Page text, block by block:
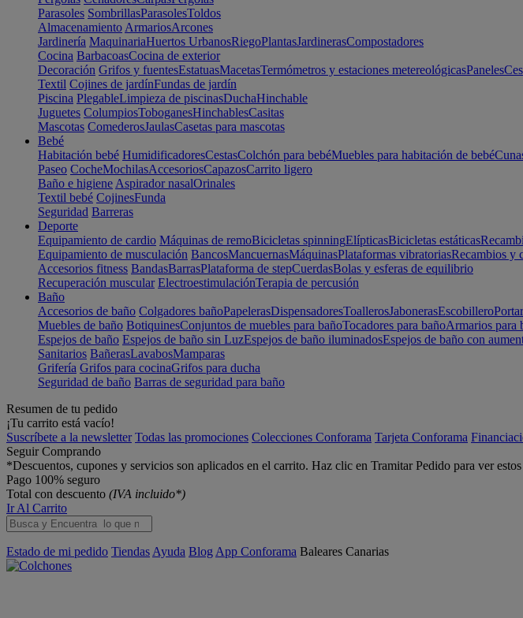
Parasoles SombrillasParasolesToldos
Almacenamiento ArmariosArcones
Jardinería MaquinariaHuertos UrbanosRiegoPlantasJardinerasCompostadores
Cocina BarbacoasCocina de exterior
Decoración Grifos y fuentesEstatuasMacetasTermómetros y estaciones metereológicasPaneles
Textil Cojines de jardínFundas de jardín
Piscina PlegableLimpieza de piscinasDuchaHinchable
Juguetes ColumpiosToboganesHinchablesCasitas
Mascotas ComederosJaulasCasetas para mascotas
Bebé
Habitación bebé HumidificadoresCestasColchón para bebéMuebles para habitación de bebé
Paseo CocheMochilasAccesoriosCapazosCarrito ligero
Baño e higiene Aspirador nasalOrinales
Textil bebé CojinesFunda
Seguridad Barreras
Deporte
Equipamiento de cardio Máquinas de remoBicicletas spinningElípticasBicicletas estáticas
Equipamiento de musculación BancosMancuernasMáquinasPlataformas vibratoriasRecambios y
Accesorios fitness BandasBarrasPlataforma de stepCuerdasBolas y esferas de equilibrio
Recuperación muscular ElectroestimulaciónTerapia de percusión
Baño
Accesorios de baño Colgadores bañoPapelerasDispensadoresToallerosJabonerasEscobillero
Muebles de baño BotiquinesConjuntos de muebles para bañoTocadores para bañoArmarios para
Espejos de baño Espejos de baño sin LuzEspejos de baño iluminadosEspejos de baño con
Sanitarios BañerasLavabosMamparas
Grifería Grifos para cocinaGrifos para ducha
Seguridad de baño Barras de seguridad para baño
Resumen de tu pedido
¡Tu carrito está vacío!
Suscríbete a la newsletter Todas las promociones Colecciones Conforama Tarjeta Conforama
Seguir Comprando
*Descuentos, cupones y servicios son aplicados en el carrito. Haz clic en Tramitar Pedido para ver
Pago 100% seguro
Total con descuento (IVA incluido*)
Ir Al Carrito
Estado de mi pedido Tiendas Ayuda Blog App Conforama Baleares Canarias